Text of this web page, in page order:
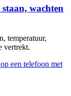
wachten
temperatuur,
vertrekt.